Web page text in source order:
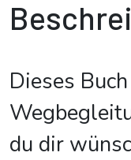
Dieses
du dir